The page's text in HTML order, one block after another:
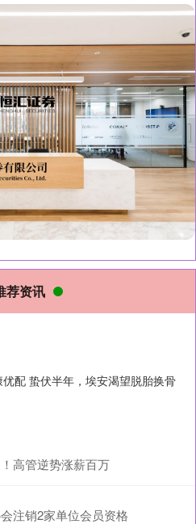
荐资讯
配 蛰伏半年，埃安渴望脱胎换骨
高管逆势涨薪百万
注销2家单位会员资格